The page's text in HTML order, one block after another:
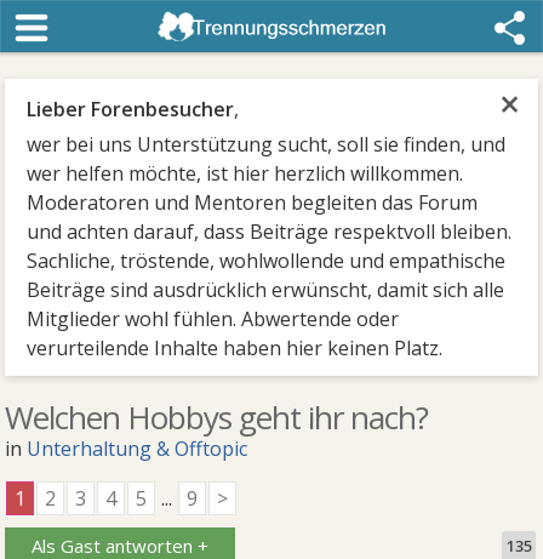
×
Lieber Forenbesucher,
wer bei uns Unterstützung sucht, soll sie finden, und
wer helfen möchte, ist hier herzlich willkommen.
Moderatoren und Mentoren begleiten das Forum
und achten darauf, dass Beiträge respektvoll bleiben.
Sachliche, tröstende, wohlwollende und empathische
Beiträge sind ausdrücklich erwünscht, damit sich alle
Mitglieder wohl fühlen. Abwertende oder
verurteilende Inhalte haben hier keinen Platz.
Welchen Hobbys geht ihr nach?
in Unterhaltung & Offtopic
1
2 3 4 5 ... 9 >
Als Gast antworten + 135